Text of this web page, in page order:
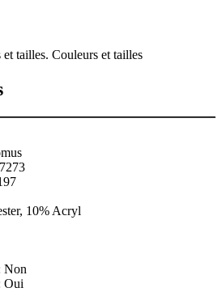
tailles. Couleurs et tailles
10% Acryl
Non
Oui